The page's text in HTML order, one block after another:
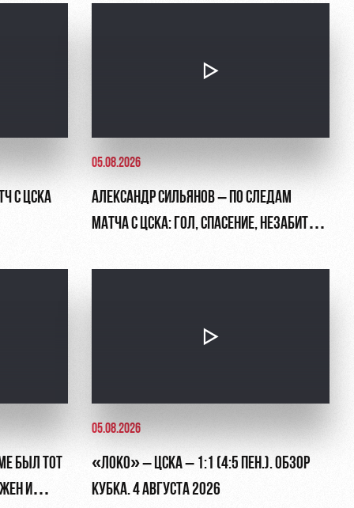
С ЦСКА
05.08.2026
АЛЕКСАНДР СИЛЬЯНОВ – ПО СЛЕДАМ
МАТЧА С ЦСКА: ГОЛ, СПАСЕНИЕ, НЕЗАБИТЫЙ
БЫЛ ТОТ
И
05.08.2026
«ЛОКО» – ЦСКА – 1:1 (4:5 ПЕН.). ОБЗОР
КУБКА. 4 АВГУСТА 2026